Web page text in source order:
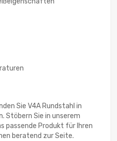
Sie V4A Rundstahl in
Stöbern Sie in unserem
passende Produkt für Ihren
beratend zur Seite.